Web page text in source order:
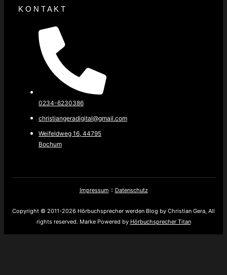
K O N T A K T
0234-6230386
christiangeradigital@gmail.com
Weifeldweg 16, 44795
Bochum
Impressum :: Datenschutz
Copyright © 2011-2026 Hörbuchsprecher werden Blog by Christian Gera, All
rights reserved. Marke Powered by Hörbuchsprecher Titan